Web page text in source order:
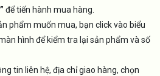
để tiến hành mua hàng.
phẩm muốn mua, bạn click vào biểu
hình để kiểm tra lại sản phẩm và số
tin liên hệ, địa chỉ giao hàng, chọn